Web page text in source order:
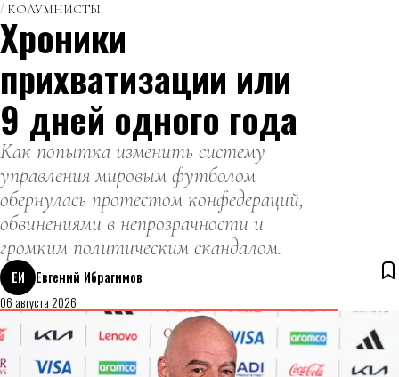
КОЛУМНИСТЫ
Хроники
прихватизации или
9 дней одного года
Как попытка изменить систему
управления мировым футболом
обернулась протестом конфедераций,
обвинениями в непрозрачности и
громким политическим скандалом.
ЕИ
Евгений Ибрагимов
06 августа 2026